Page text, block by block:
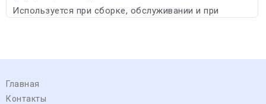
Используется при сборке, обслуживании и при
ремонтных работах.
Главная
Контакты